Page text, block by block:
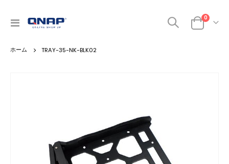
ナ
呼
カート
0
TRAY-35-NK-BLK02